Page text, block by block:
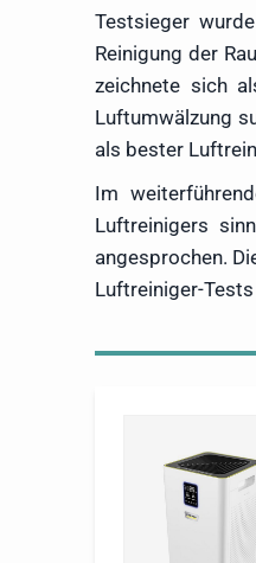
Testsieger
Reinigung der
zeichnete sich
Luftumwälzung
als bester
Im
Luftreinigers
angesprochen.
Luftreiniger-